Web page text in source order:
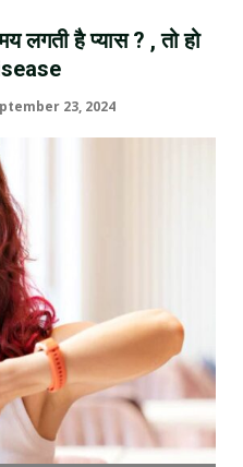
लगती है प्यास ? , तो हो
23, 2024